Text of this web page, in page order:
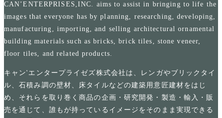
CAN’ENTERPRISES,INC. aims to assist in bringing to life the
images that everyone has by planning, researching, developing,
manufacturing, importing, and selling architectural ornamental
building materials such as bricks, brick tiles, stone veneer,
floor tiles, and related products.
キャン'エンタープライゼズ株式会社は、レンガやブリックタイ
ル、石積み調の壁材、床タイルなどの建築用意匠建材をはじ
め、それらを取り巻く商品の企画・研究開発・製造・輸入・販
売を通じて、誰もが持っているイメージをそのまま実現できる